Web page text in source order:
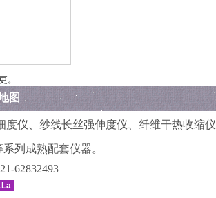
。
图
度仪 纱线长丝强伸度仪 纤维干热收缩仪
系列成熟配套仪器。
62832493